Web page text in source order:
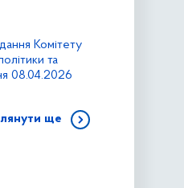
Комітету
та
08.04.2026
ще